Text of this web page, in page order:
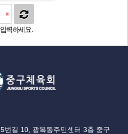
력하세요.
번길 10, 광복동주민센터 3층 중구